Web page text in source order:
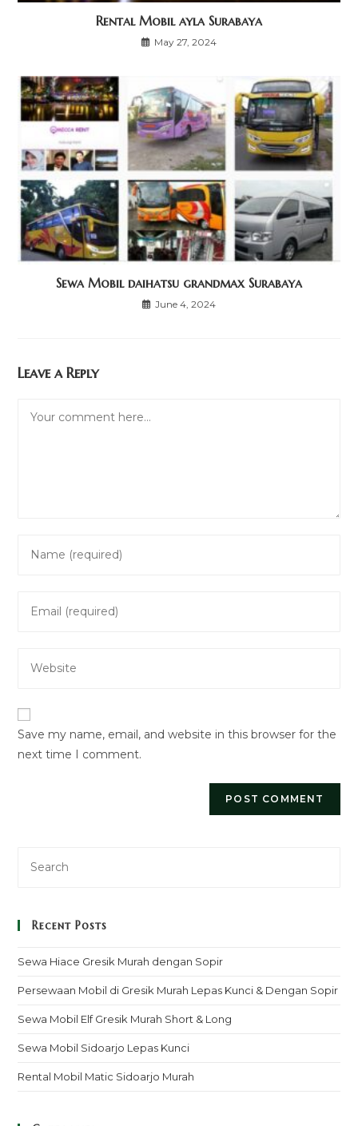
Rental Mobil ayla Surabaya
May 27, 2024
Sewa Mobil daihatsu grandmax Surabaya
June 4, 2024
Leave a Reply
your
comment
your
address
your
URL
(optional)
Save my name, email, and website in this browser for the
next time I comment.
Recent Posts
Sewa Hiace Gresik Murah dengan Sopir
Persewaan Mobil di Gresik Murah Lepas Kunci & Dengan Sopir
Sewa Mobil Elf Gresik Murah Short & Long
Sewa Mobil Sidoarjo Lepas Kunci
Rental Mobil Matic Sidoarjo Murah